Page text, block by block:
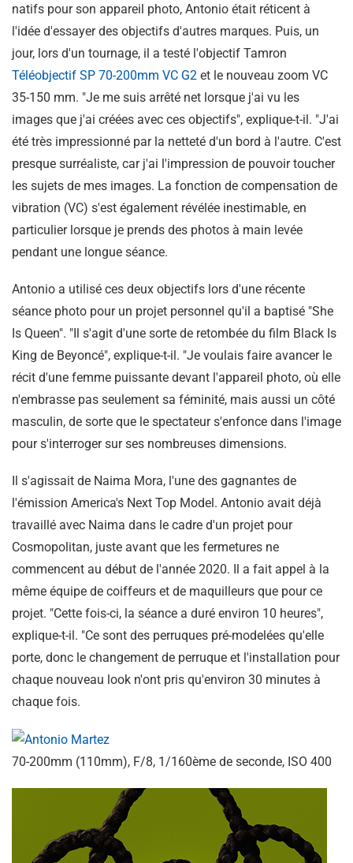
natifs pour son appareil photo, Antonio était réticent à
l'idée d'essayer des objectifs d'autres marques. Puis, un
jour, lors d'un tournage, il a testé l'objectif Tamron
Téléobjectif SP 70-200mm VC G2 et le nouveau zoom VC
35-150 mm. "Je me suis arrêté net lorsque j'ai vu les
images que j'ai créées avec ces objectifs", explique-t-il. "J'ai
été très impressionné par la netteté d'un bord à l'autre. C'est
presque surréaliste, car j'ai l'impression de pouvoir toucher
les sujets de mes images. La fonction de compensation de
vibration (VC) s'est également révélée inestimable, en
particulier lorsque je prends des photos à main levée
pendant une longue séance.
Antonio a utilisé ces deux objectifs lors d'une récente
séance photo pour un projet personnel qu'il a baptisé "She
Is Queen". "Il s'agit d'une sorte de retombée du film Black Is
King de Beyoncé", explique-t-il. "Je voulais faire avancer le
récit d'une femme puissante devant l'appareil photo, où elle
n'embrasse pas seulement sa féminité, mais aussi un côté
masculin, de sorte que le spectateur s'enfonce dans l'image
pour s'interroger sur ses nombreuses dimensions.
Il s'agissait de Naima Mora, l'une des gagnantes de
l'émission America's Next Top Model. Antonio avait déjà
travaillé avec Naima dans le cadre d'un projet pour
Cosmopolitan, juste avant que les fermetures ne
commencent au début de l'année 2020. Il a fait appel à la
même équipe de coiffeurs et de maquilleurs que pour ce
projet. "Cette fois-ci, la séance a duré environ 10 heures",
explique-t-il. "Ce sont des perruques pré-modelées qu'elle
porte, donc le changement de perruque et l'installation pour
chaque nouveau look n'ont pris qu'environ 30 minutes à
chaque fois.
70-200mm (110mm), F/8, 1/160ème de seconde, ISO 400